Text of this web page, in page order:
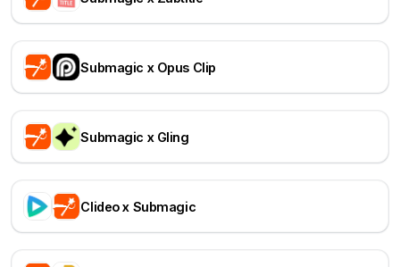
Submagic x Opus Clip
Submagic x Gling
Clideo x Submagic